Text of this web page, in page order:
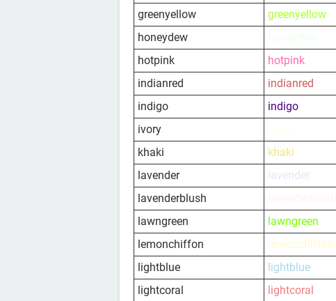
greenyellow
greenyellow
honeydew
hotpink
hotpink
indianred
indianred
indigo
indigo
ivory
khaki
khaki
lavender
lavender
lavenderblush
lawngreen
lawngreen
lemonchiffon
lemonchiffon
lightblue
lightblue
lightcoral
lightcoral